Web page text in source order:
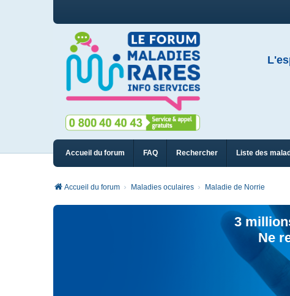
Accueil du forum FAQ Rechercher Liste des
Accueil du forum Maladies oculaires Maladie de Norrie
3
Ne